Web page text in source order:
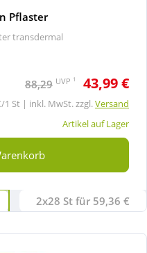
Pflaster
transdermal
88,29 UVP 1 43,99 €
1 St | inkl. MwSt. zzgl.Versand
Artikel auf Lager
2x28 St für 59,36 €